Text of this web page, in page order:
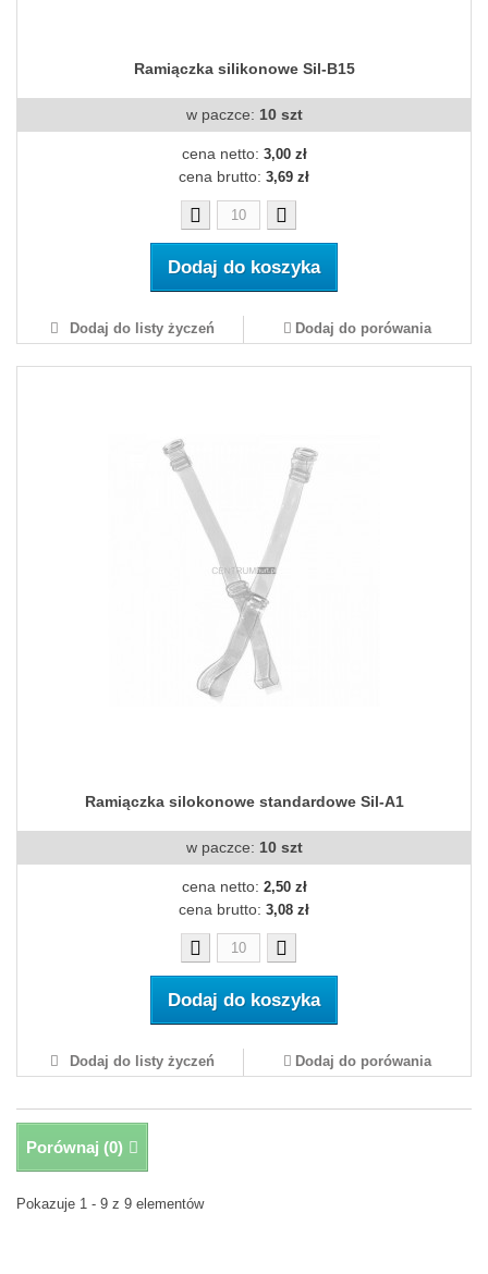
Ramiączka silikonowe Sil-B15
w paczce: 10 szt
cena netto: 3,00 zł
cena brutto: 3,69 zł
Dodaj do koszyka
Dodaj do listy życzeń Dodaj do porówania
Ramiączka silokonowe standardowe Sil-A1
w paczce: 10 szt
cena netto: 2,50 zł
cena brutto: 3,08 zł
Dodaj do koszyka
Dodaj do listy życzeń Dodaj do porówania
Porównaj (0)
Pokazuje 1 - 9 z 9 elementów